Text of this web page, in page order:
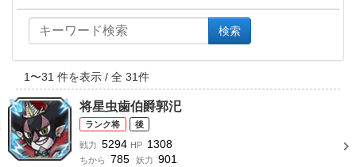
検索
1〜31 件を表示 / 全 31件
将星虫歯伯爵郭汜
将 後
戦力 5294 HP 1308
ちから 785 妖力 901